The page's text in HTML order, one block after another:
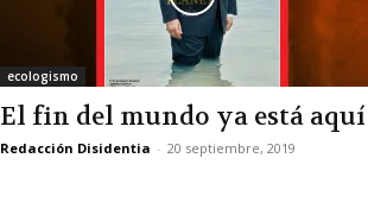
ecologismo
El fin del mundo ya está aquí
Redacción Disidentia - 20 septiembre, 2019